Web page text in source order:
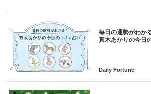
毎日の運勢がわか